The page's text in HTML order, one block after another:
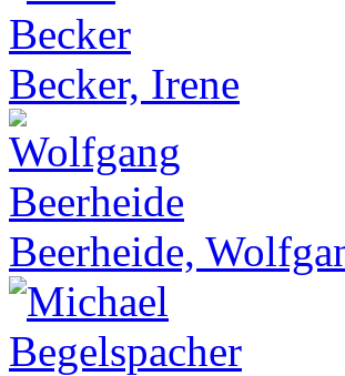
Becker, Irene
Beerheide,